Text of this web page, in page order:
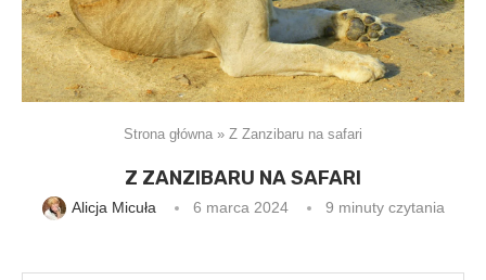
Strona główna » Z Zanzibaru na safari
Z ZANZIBARU NA SAFARI
Alicja Micuła 6 marca 2024 9 minuty czytania